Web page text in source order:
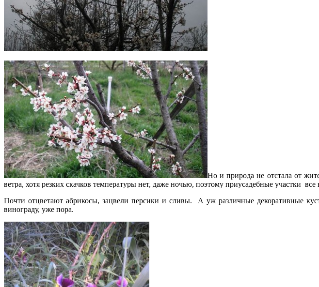
Но и природа не отстала от
ветра, хотя резких скачков температуры нет, даже ночью, поэтому приусадебные участки все
Почти отцветают абрикосы, зацвели персики и сливы. А уж различные декоративные
винограду, уже пора.